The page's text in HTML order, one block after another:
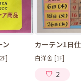
ン カーテン1日
白洋舍 [1F]
2